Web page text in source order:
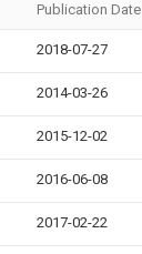
Publication Date
2018-07-27
2014-03-26
2015-12-02
2016-06-08
2017-02-22